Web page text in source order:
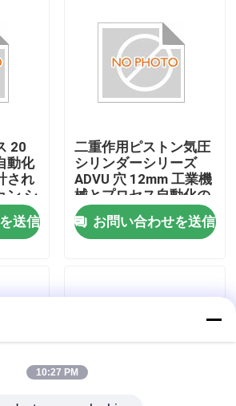
い て
ださい
20
動化
され
ン シ
ータ
送信
二重作用ピストン気圧
シリンダーシリーズ
ADVU 穴 12mm 工業機
械とプロセス自動化の
ために最適化
お問い合わせを送信
10:27 PM